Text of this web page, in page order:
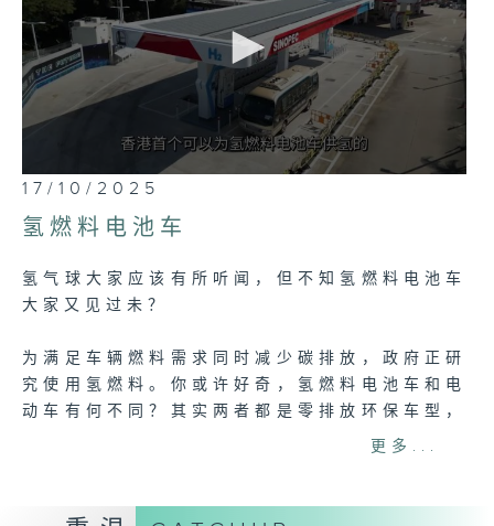
0
seconds
of
5
7
seconds
17/10/2025
氢燃料电池车
氢气球大家应该有所听闻，但不知氢燃料电池车
大家又见过未？
为满足车辆燃料需求同时减少碳排放，政府正研
究使用氢燃料。你或许好奇，氢燃料电池车和电
动车有何不同？其实两者都是零排放环保车型，
但氢车采用由可再生能源生产的「绿氢」，全程
「香港氢能发展策略」，未来将设置公共加氢
更多...